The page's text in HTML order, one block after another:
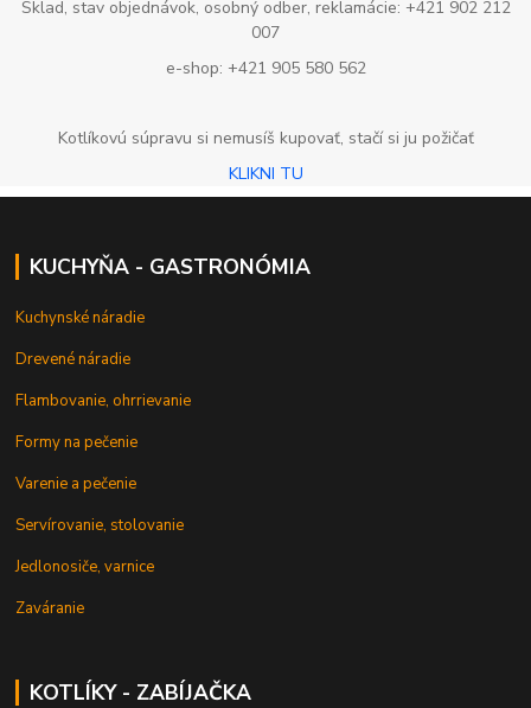
Sklad, stav objednávok, osobný odber, reklamácie: +421 902 212
007
e-shop: +421 905 580 562
Kotlíkovú súpravu si nemusíš kupovať, stačí si ju požičať
KLIKNI TU
KUCHYŇA - GASTRONÓMIA
Kuchynské náradie
Drevené náradie
Flambovanie, ohrrievanie
Formy na pečenie
Varenie a pečenie
Servírovanie, stolovanie
Jedlonosiče, varnice
Zaváranie
KOTLÍKY - ZABÍJAČKA